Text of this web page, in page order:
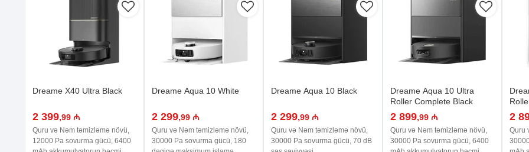
Dreame X40 Ultra Black
2 399,99 ₼
Quru və Nəm təmizləmə növü,
12000 Pa sovurma gücü, 6400
Dreame Aqua 10 White
2 299,99 ₼
Quru və Nəm təmizləmə növü,
30000 Pa sovurma gücü, 180
Dreame Aqua 10 Black
2 299,99 ₼
Quru və Nəm təmizləmə növü,
30000 Pa sovurma gücü, 70 dB
Dreame Aqua 10 Ultra
Roller Complete Black
2 899,99 ₼
Quru və Nəm təmizləmə növü,
30000 Pa sovurma gücü, 6400
2
Quru